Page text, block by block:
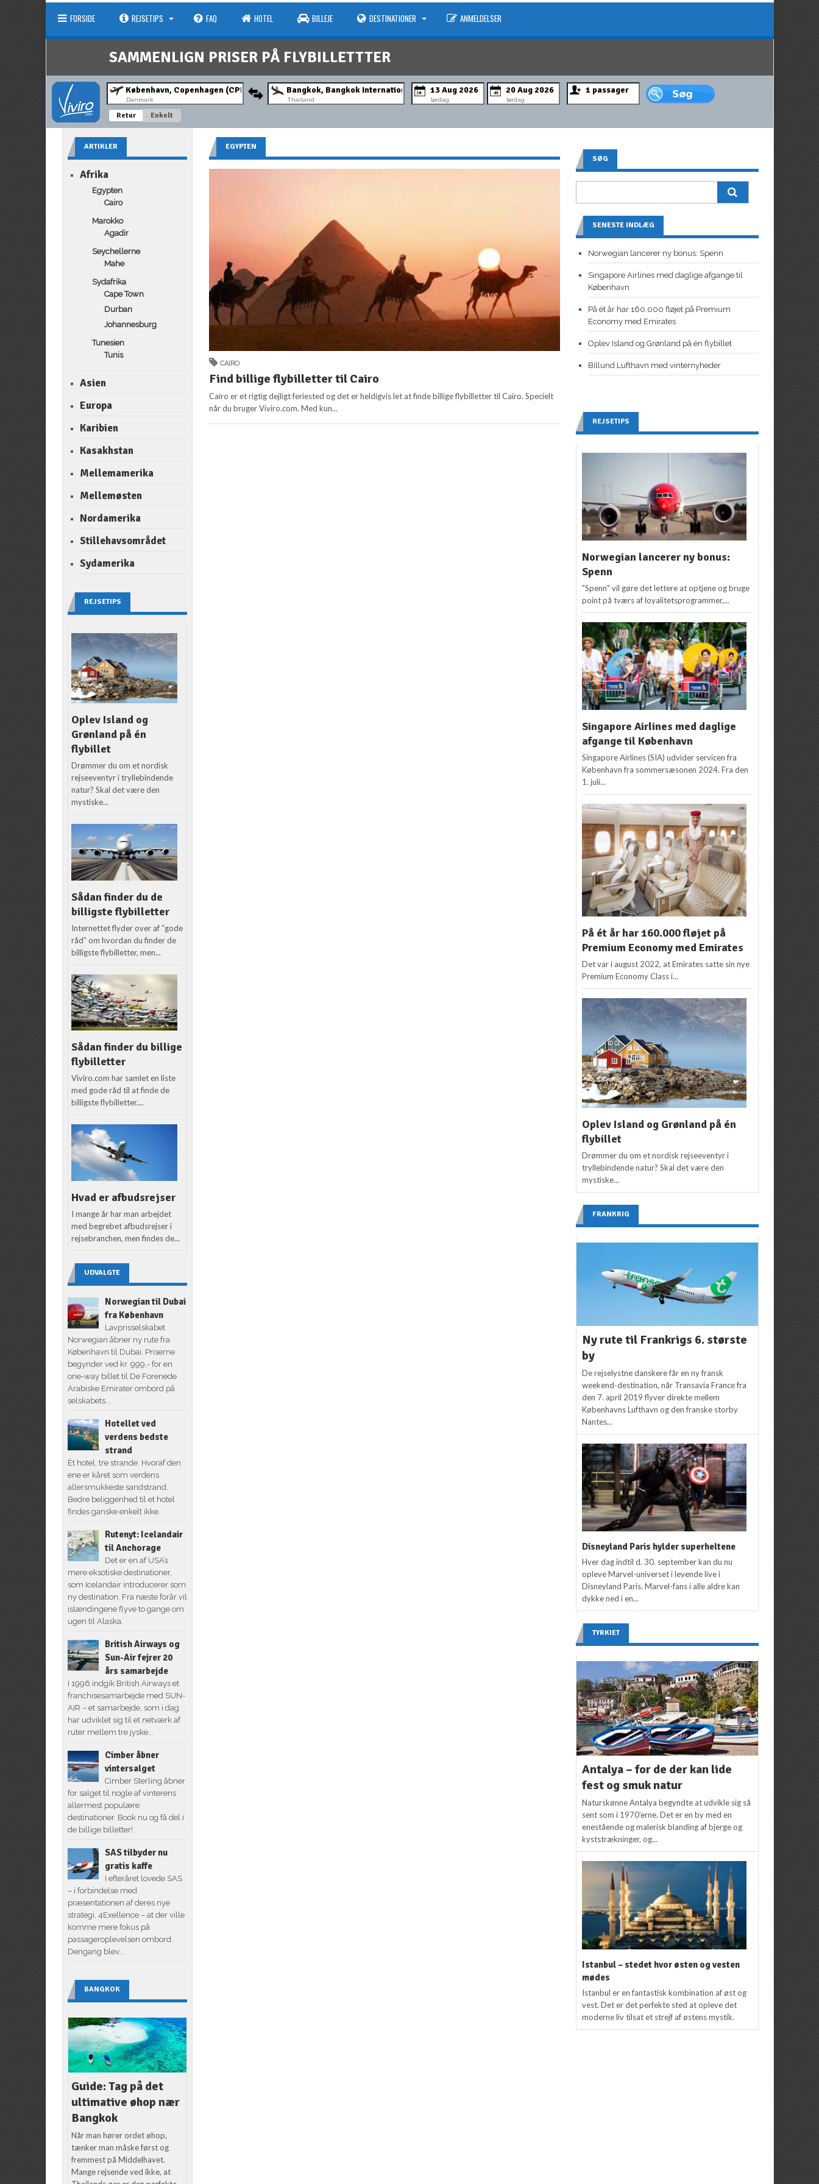
FORSIDE REJSETIPS FAQ HOTEL BILLEJE DESTINATIONER ANMELDELSER
SAMMENLIGN PRISER PÅ FLYBILLETTTER
Danmark Thailand lørdag lørdag
Retur Enkelt
EGYPTEN
CAIRO
Find billige flybilletter til Cairo
Cairo er et rigtig dejligt feriested og det er heldigvis let at finde billige flybilletter til Cairo. Specielt
når du bruger Viviro.com. Med kun...
ARTIKLER
Afrika
Egypten
Cairo
Marokko
Agadir
Seychellerne
Mahe
Sydafrika
Cape Town
Durban
Johannesburg
Tunesien
Tunis
Asien
Europa
Karibien
Kasakhstan
Mellemamerika
Mellemøsten
Nordamerika
Stillehavsområdet
Sydamerika
REJSETIPS
Oplev Island og
Grønland på én
flybillet
Drømmer du om et nordisk
rejseeventyr i tryllebindende
natur? Skal det være den
mystiske...
Sådan finder du de
billigste flybilletter
Internettet flyder over af “gode
råd” om hvordan du finder de
billigste flybilletter, men...
Sådan finder du billige
flybilletter
Viviro.com har samlet en liste
med gode råd til at finde de
billigste flybilletter....
Hvad er afbudsrejser
I mange år har man arbejdet
med begrebet afbudsrejser i
rejsebranchen, men findes de...
UDVALGTE
Norwegian til Dubai
fra København
Lavprisselskabet
Norwegian åbner ny rute fra
København til Dubai. Priserne
begynder ved kr. 999,- for en
one-way billet til De Forenede
Arabiske Emirater ombord på
selskabets...
Hotellet ved
verdens bedste
strand
Èt hotel, tre strande. Hvoraf den
ene er kåret som verdens
allersmukkeste sandstrand.
Bedre beliggenhed til et hotel
findes ganske enkelt ikke.
Rutenyt: Icelandair
til Anchorage
Det er en af USA’s
mere eksotiske destinationer,
som Icelandair introducerer som
ny destination. Fra næste forår vil
islændingene flyve to gange om
ugen til Alaska.
British Airways og
Sun-Air fejrer 20
års samarbejde
I 1996 indgik British Airways et
franchisesamarbejde med SUN-
AIR – et samarbejde, som i dag
har udviklet sig til et netværk af
ruter mellem tre jyske...
Cimber åbner
vintersalget
Cimber Sterling åbner
for salget til nogle af vinterens
allermest populære
destinationer. Book nu og få del i
de billige billetter!
SAS tilbyder nu
gratis kaffe
I efteråret lovede SAS
– i forbindelse med
præsentationen af deres nye
strategi, 4Exellence – at der ville
komme mere fokus på
passageroplevelsen ombord.
Dengang blev...
BANGKOK
Guide: Tag på det
ultimative øhop nær
Bangkok
Når man hører ordet øhop,
tænker man måske først og
fremmest på Middelhavet.
Mange rejsende ved ikke, at
SØG
SENESTE INDLÆG
Norwegian lancerer ny bonus: Spenn
Singapore Airlines med daglige afgange til
København
På ét år har 160.000 fløjet på Premium
Economy med Emirates
Oplev Island og Grønland på én flybillet
Billund Lufthavn med vinternyheder
REJSETIPS
Norwegian lancerer ny bonus:
Spenn
"Spenn" vil gøre det lettere at optjene og bruge
point på tværs af loyalitetsprogrammer,...
Singapore Airlines med daglige
afgange til København
Singapore Airlines (SIA) udvider servicen fra
København fra sommersæsonen 2024. Fra den
1. juli...
På ét år har 160.000 fløjet på
Premium Economy med Emirates
Det var i august 2022, at Emirates satte sin nye
Premium Economy Class i...
Oplev Island og Grønland på én
flybillet
Drømmer du om et nordisk rejseeventyr i
tryllebindende natur? Skal det være den
mystiske...
FRANKRIG
Ny rute til Frankrigs 6. største
by
De rejselystne danskere får en ny fransk
weekend-destination, når Transavia France fra
den 7. april 2019 flyver direkte mellem
Københavns Lufthavn og den franske storby
Nantes...
Disneyland Paris hylder superheltene
Hver dag indtil d. 30. september kan du nu
opleve Marvel-universet i levende live i
Disneyland Paris. Marvel-fans i alle aldre kan
dykke ned i en...
TYRKIET
Antalya – for de der kan lide
fest og smuk natur
Naturskønne Antalya begyndte at udvikle sig så
sent som i 1970’erne. Det er en by med en
enestående og malerisk blanding af bjerge og
kyststrækninger, og...
Istanbul – stedet hvor østen og vesten
mødes
Istanbul er en fantastisk kombination af øst og
vest. Det er det perfekte sted at opleve det
moderne liv tilsat et strejf af østens mystik.